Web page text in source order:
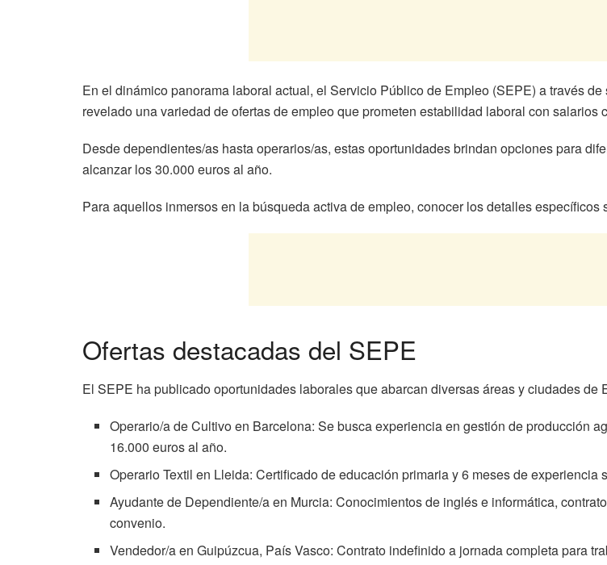
En el dinámico panorama laboral actual, el Servicio Público de Empleo (SEPE) a través
revelado una variedad de ofertas de empleo que prometen estabilidad laboral con salarios
Desde dependientes/as hasta operarios/as, estas oportunidades brindan opciones para
alcanzar los 30.000 euros al año.
Para aquellos inmersos en la búsqueda activa de empleo, conocer los detalles
Ofertas destacadas del SEPE
El SEPE ha publicado oportunidades laborales que abarcan diversas áreas y ciudades de
Operario/a de Cultivo en Barcelona: Se busca experiencia en gestión de producción
16.000 euros al año.
Operario Textil en Lleida: Certificado de educación primaria y 6 meses de
Ayudante de Dependiente/a en Murcia: Conocimientos de inglés e informática,
convenio.
Vendedor/a en Guipúzcua, País Vasco: Contrato indefinido a jornada completa para